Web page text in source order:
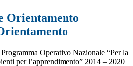
Orientamento
Operativo Nazionale “Per la
per l’apprendimento” 2014 – 2020